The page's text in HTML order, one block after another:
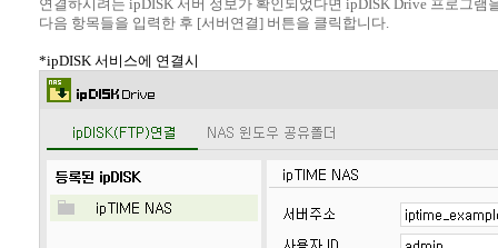
연결하시려는 ipDISK 서버 정보가 확인되었다면 ipDISK Drive 프로그램
다음 항목들을 입력한 후 [서버연결] 버튼을 클릭합니다.
*ipDISK 서비스에 연결시